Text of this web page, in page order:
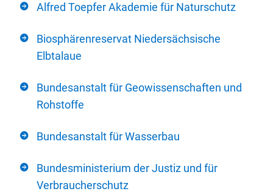
Alfred Toepfer Akademie für Naturschutz
Biosphärenreservat Niedersächsische
Elbtalaue
Bundesanstalt für Geowissenschaften und
Rohstoffe
Bundesanstalt für Wasserbau
Bundesministerium der Justiz und für
Verbraucherschutz